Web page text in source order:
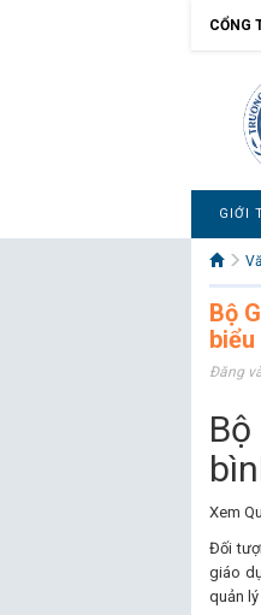
CỔNG
GIỚI
Bộ
biểu
Đăng
Xem
Đối
giáo
quản